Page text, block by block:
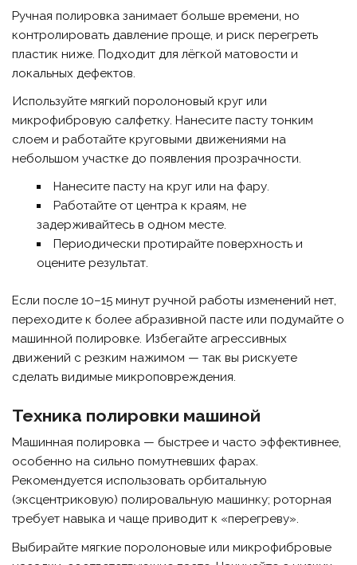
Ручная полировка занимает больше времени, но
контролировать давление проще, и риск перегреть
пластик ниже. Подходит для лёгкой матовости и
локальных дефектов.
Используйте мягкий поролоновый круг или
микрофибровую салфетку. Нанесите пасту тонким
слоем и работайте круговыми движениями на
небольшом участке до появления прозрачности.
Нанесите пасту на круг или на фару.
Работайте от центра к краям, не
задерживайтесь в одном месте.
Периодически протирайте поверхность и
оцените результат.
Если после 10–15 минут ручной работы изменений нет,
переходите к более абразивной пасте или подумайте о
машинной полировке. Избегайте агрессивных
движений с резким нажимом — так вы рискуете
сделать видимые микроповреждения.
Техника полировки машиной
Машинная полировка — быстрее и часто эффективнее,
особенно на сильно помутневших фарах.
Рекомендуется использовать орбитальную
(эксцентриковую) полировальную машинку; роторная
требует навыка и чаще приводит к «перегреву».
Выбирайте мягкие поролоновые или микрофибровые